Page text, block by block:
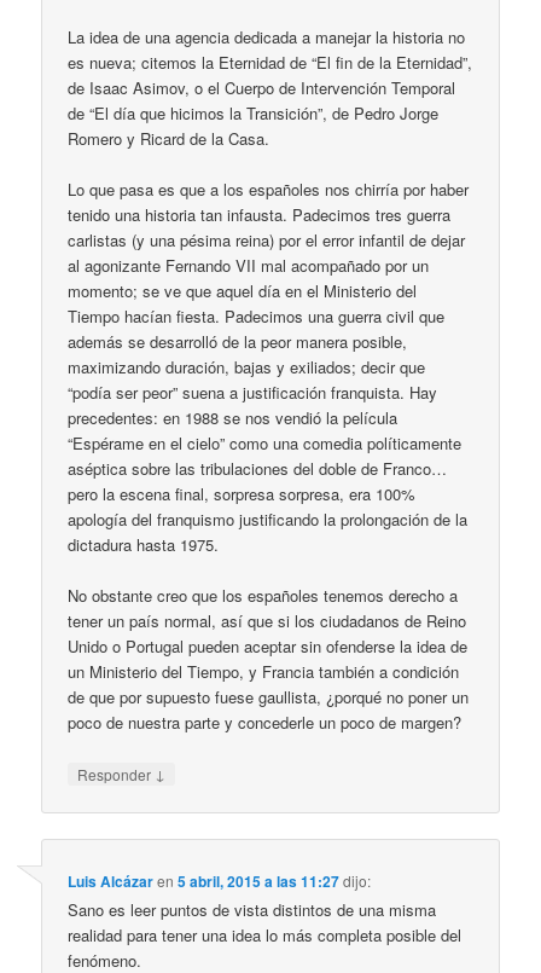
La idea de una agencia dedicada a manejar la historia no
es nueva; citemos la Eternidad de “El fin de la Eternidad”,
de Isaac Asimov, o el Cuerpo de Intervención Temporal
de “El día que hicimos la Transición”, de Pedro Jorge
Romero y Ricard de la Casa.
Lo que pasa es que a los españoles nos chirría por haber
tenido una historia tan infausta. Padecimos tres guerra
carlistas (y una pésima reina) por el error infantil de dejar
al agonizante Fernando VII mal acompañado por un
momento; se ve que aquel día en el Ministerio del
Tiempo hacían fiesta. Padecimos una guerra civil que
además se desarrolló de la peor manera posible,
maximizando duración, bajas y exiliados; decir que
“podía ser peor” suena a justificación franquista. Hay
precedentes: en 1988 se nos vendió la película
“Espérame en el cielo” como una comedia políticamente
aséptica sobre las tribulaciones del doble de Franco…
pero la escena final, sorpresa sorpresa, era 100%
apología del franquismo justificando la prolongación de la
dictadura hasta 1975.
No obstante creo que los españoles tenemos derecho a
tener un país normal, así que si los ciudadanos de Reino
Unido o Portugal pueden aceptar sin ofenderse la idea de
un Ministerio del Tiempo, y Francia también a condición
de que por supuesto fuese gaullista, ¿porqué no poner un
poco de nuestra parte y concederle un poco de margen?
Responder ↓
Luis Alcázaren5 abril, 2015 a las 11:27dijo:
Sano es leer puntos de vista distintos de una misma
realidad para tener una idea lo más completa posible del
fenómeno.